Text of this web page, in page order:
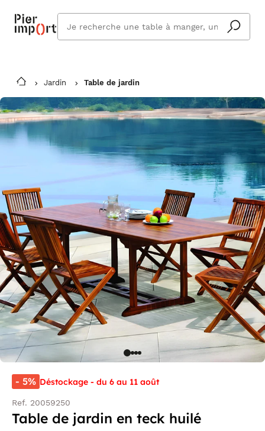
cherchez
vous ?
Jardin Table de jardin
- 5% Déstockage - du 6 au 11 août
Ref. 20059250
Table de jardin en teck huilé